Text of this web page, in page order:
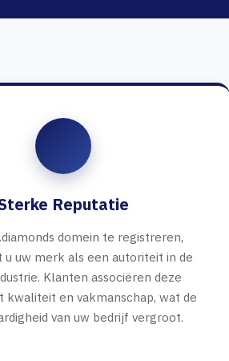
Reputatie
domein te registreren,
u uw merk als een autoriteit in de
Klanten associëren deze
kwaliteit en vakmanschap, wat de
van uw bedrijf vergroot.